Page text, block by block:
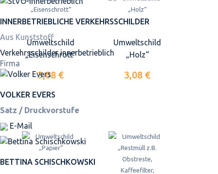
INNER­BETRIEBLICHE VERKEHRS­SCHILDER
Aus Kunststoff
Verkehrsschilder innerbetrieblich
Firma
VOLKER EVERS
Satz / Druckvorstufe
E-Mail
BETTINA SCHISCHKOWSKI
Umweltschild
„Eisenschrott“
3,08 €
Umweltschild
„Holz“
3,08 €